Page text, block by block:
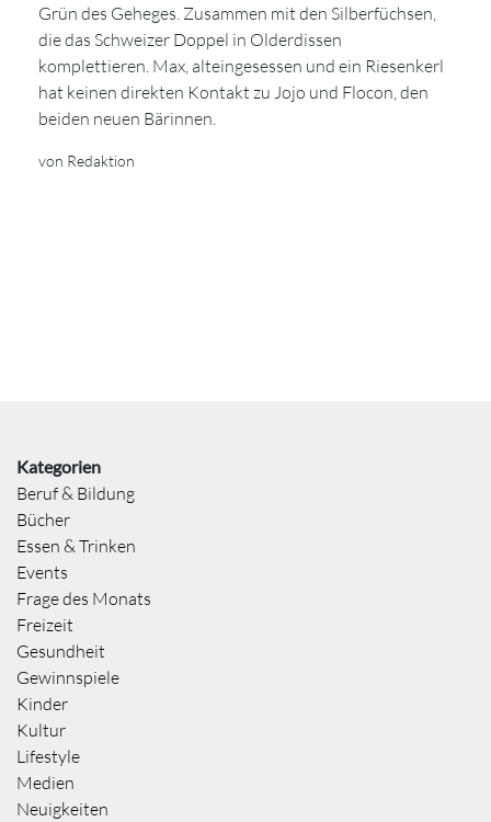
Grün des Geheges. Zusammen mit den Silberfüchsen,
die das Schweizer Doppel in Olderdissen
komplettieren. Max, alteingesessen und ein Riesenkerl
hat keinen direkten Kontakt zu Jojo und Flocon, den
beiden neuen Bärinnen.
von Redaktion
Kategorien
Beruf & Bildung
Bücher
Essen & Trinken
Events
Frage des Monats
Freizeit
Gesundheit
Gewinnspiele
Kinder
Kultur
Lifestyle
Medien
Neuigkeiten